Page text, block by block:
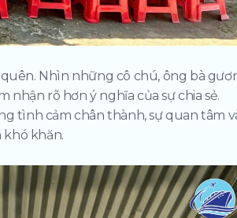
Nhìn những cô chú, ông bà
nhận rõ hơn ý nghĩa của sự chia sẻ.
tình cảm chân thành, sự quan tâm
khó khăn.